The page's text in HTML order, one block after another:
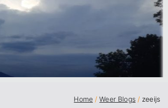
Home Weer Blogs zeeijs